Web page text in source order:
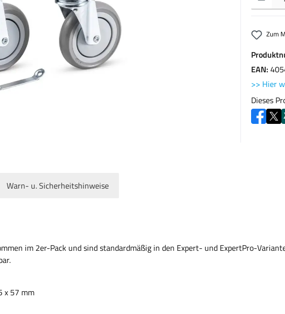
Zum
EAN:
>> Hier
Dieses
Warn- u. Sicherheitshinweise
im 2er-Pack und sind standardmäßig in den Expert- und ExpertPro-
x 57 mm